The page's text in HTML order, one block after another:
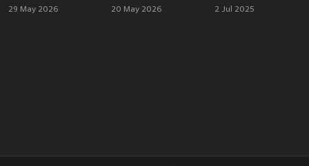
29 May 2026 20 May 2026 2 Jul 2025